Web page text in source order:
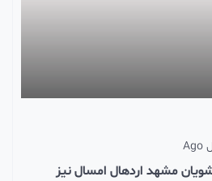
مشهد اردهال امسال نیز